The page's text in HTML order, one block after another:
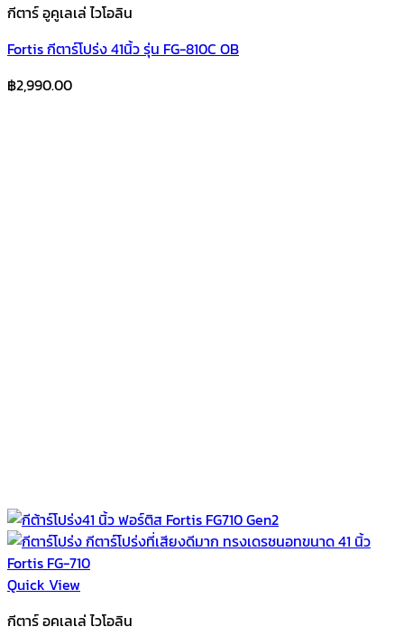
กีตาร์ อูคูเลเล่ ไวโอลิน
Fortis กีตาร์โปร่ง 41นิ้ว รุ่น FG-810C OB
฿2,990.00
Quick View
กีตาร์ อูคูเลเล่ ไวโอลิน